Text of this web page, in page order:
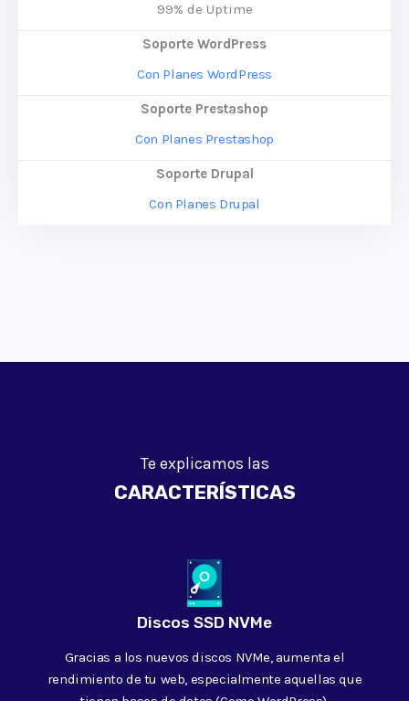
99% de Uptime
Soporte WordPress
Con Planes WordPress
Soporte Prestashop
Con Planes Prestashop
Soporte Drupal
Con Planes Drupal
Te explicamos las
CARACTERÍSTICAS
Discos SSD NVMe
Gracias a los nuevos discos NVMe, aumenta el
rendimiento de tu web, especialmente aquellas que